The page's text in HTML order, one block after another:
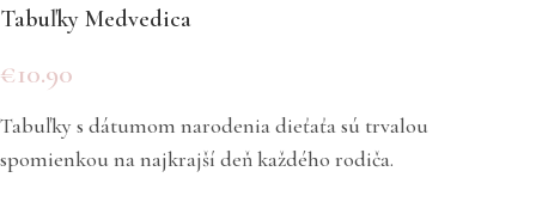
Tabuľky Medvedica
€10.90
Tabuľky s dátumom narodenia dieťaťa sú trvalou
spomienkou na najkrajší deň každého rodiča.